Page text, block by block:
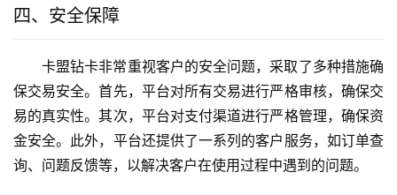
四、安全保障
卡盟钻卡非常重视客户的安全问题，采取了多种措施确
保交易安全。首先，平台对所有交易进行严格审核，确保交
易的真实性。其次，平台对支付渠道进行严格管理，确保资
金安全。此外，平台还提供了一系列的客户服务，如订单查
询、问题反馈等，以解决客户在使用过程中遇到的问题。